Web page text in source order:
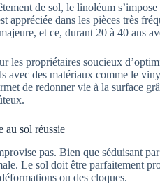
de sol, le linoléum
appréciée dans les pièces très
et ce, durant 20 à 40 ans
les propriétaires soucieux
avec des matériaux comme le
de redonner vie à la surface
au sol réussie
pas. Bien que séduisant
Le sol doit être parfaitement
ou des cloques.